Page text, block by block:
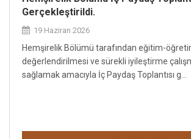
Gerçekleştirildi.
19 Haziran 2026
Hemşirelik Bölümü tarafından eğitim-
değerlendirilmesi ve sürekli iyileştirme
sağlamak amacıyla İç Paydaş Toplantısı g...